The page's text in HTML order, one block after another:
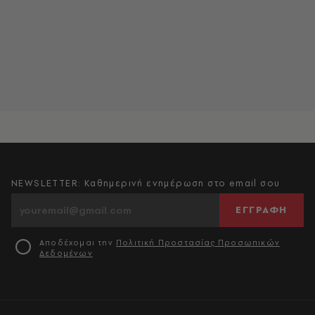
NEWSLETTER: Καθημερινή ενημέρωση στο email σου
ΕΓΓΡΑΦΗ
Αποδέχομαι την Πολιτική Προστασίας Προσωπικών
Δεδομένων